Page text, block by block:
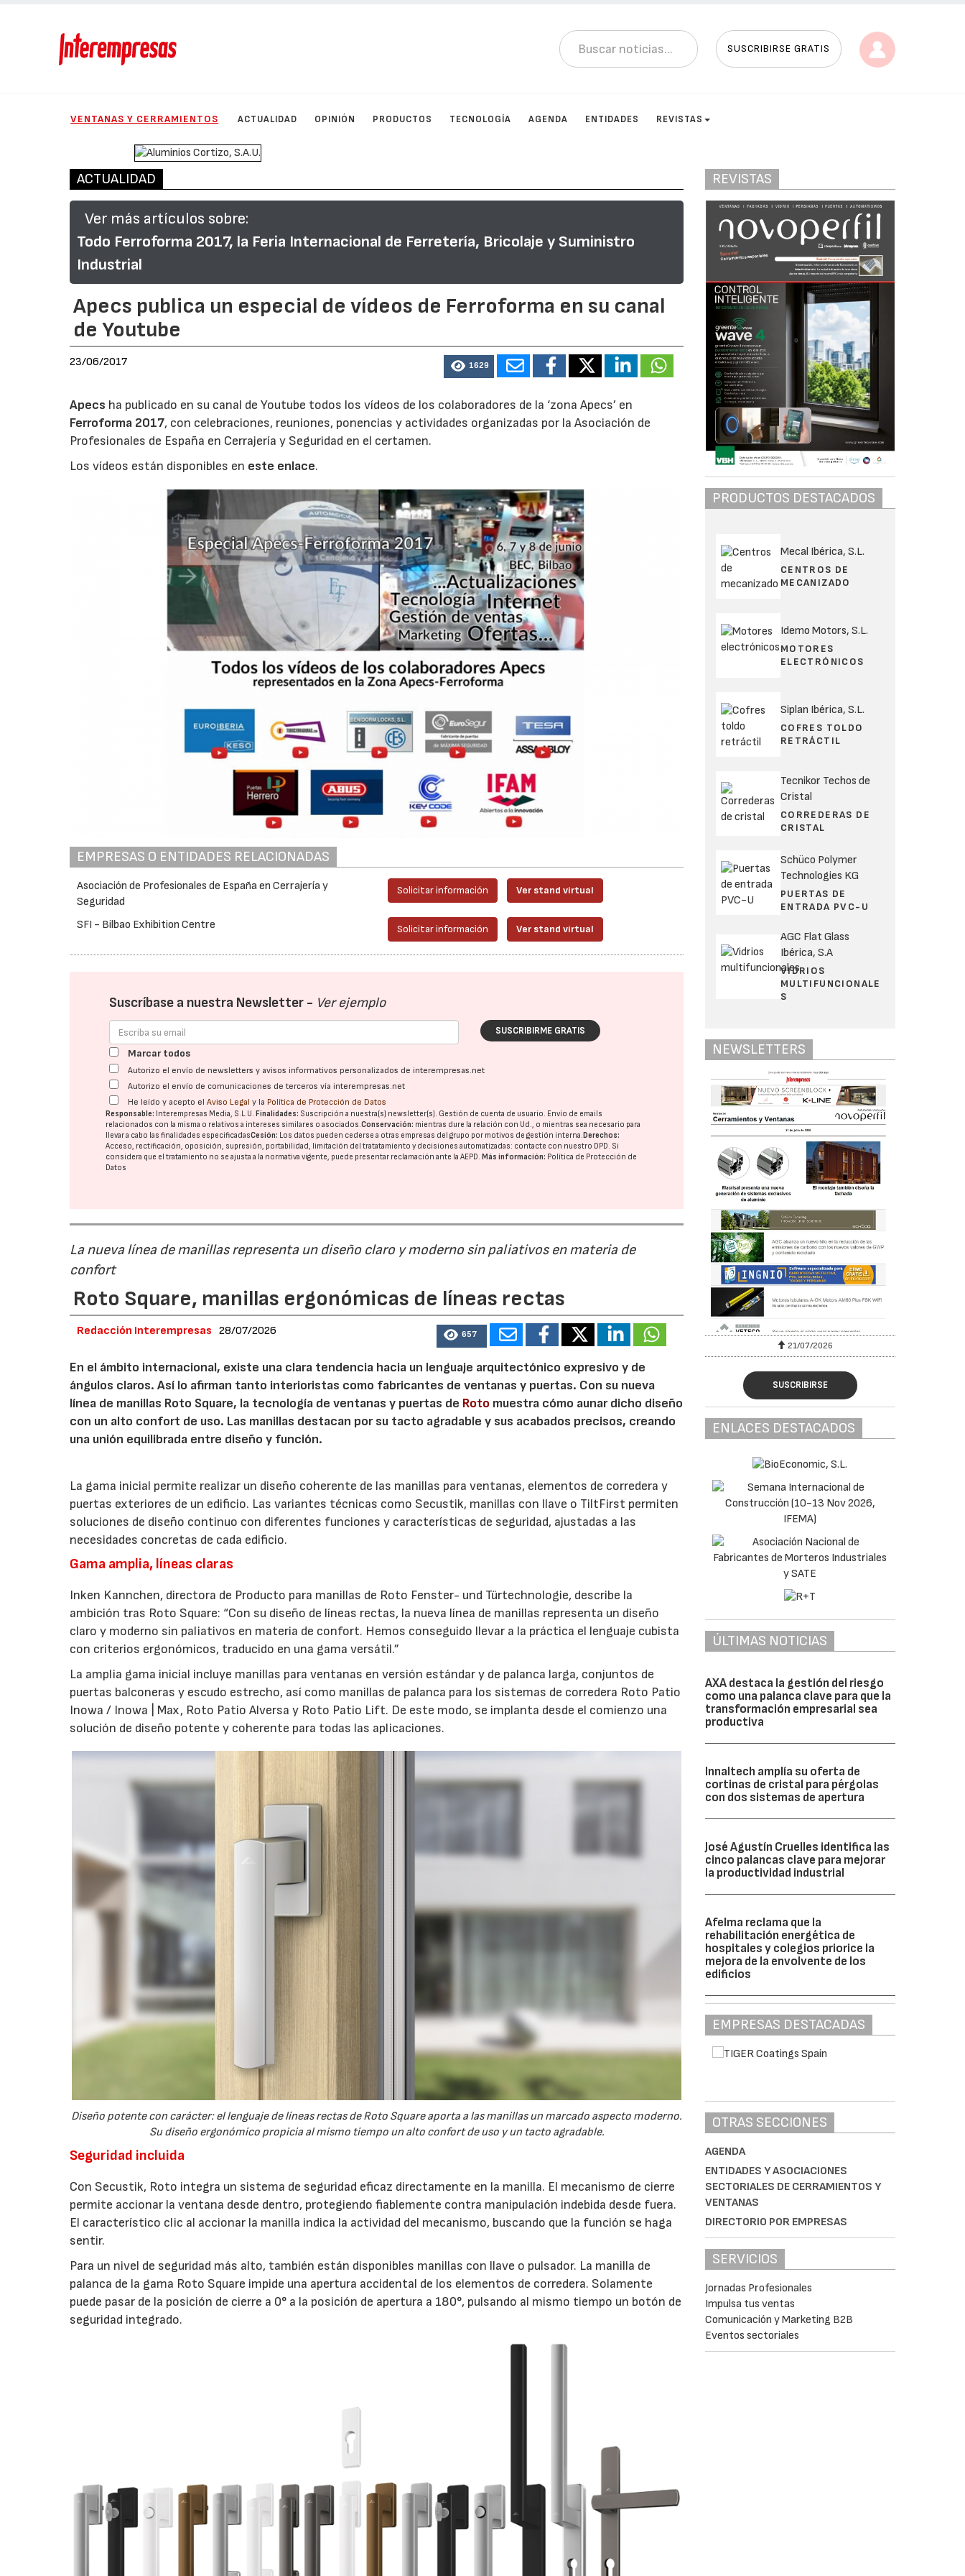
SUSCRIBIRSE GRATIS
VENTANAS Y CERRAMIENTOS ACTUALIDAD OPINIÓN PRODUCTOS TECNOLOGÍA AGENDA ENTIDADES REVISTAS
ACTUALIDAD
Ver más artículos sobre:
Todo Ferroforma 2017, la Feria Internacional de Ferretería, Bricolaje y Suministro
Industrial
Apecs publica un especial de vídeos de Ferroforma en su canal
de Youtube
23/06/2017 1629
Apecs ha publicado en su canal de Youtube todos los vídeos de los colaboradores de la ‘zona Apecs’ en
Ferroforma 2017, con celebraciones, reuniones, ponencias y actividades organizadas por la Asociación de
Profesionales de España en Cerrajería y Seguridad en el certamen.
Los vídeos están disponibles en este enlace.
EMPRESAS O ENTIDADES RELACIONADAS
Asociación de Profesionales de España en Cerrajería y
Seguridad
Solicitar información Ver stand virtual
SFI - Bilbao Exhibition Centre Solicitar información Ver stand virtual
Suscríbase a nuestra Newsletter - Ver ejemplo
SUSCRIBIRME GRATIS
Marcar todos
Autorizo el envío de newsletters y avisos informativos personalizados de interempresas.net
Autorizo el envío de comunicaciones de terceros vía interempresas.net
He leído y acepto elAviso Legal y la Política de Protección de Datos
Responsable: Interempresas Media, S.L.U. Finalidades: Suscripción a nuestra(s) newsletter(s). Gestión de cuenta de usuario. Envío de emails
relacionados con la misma o relativos a intereses similares o asociados.Conservación: mientras dure la relación con Ud., o mientras sea necesario para
llevar a cabo las finalidades especificadasCesión: Los datos pueden cederse a otras empresas del grupo por motivos de gestión interna. Derechos:
Acceso, rectificación, oposición, supresión, portabilidad, limitación del tratatamiento y decisiones automatizadas: contacte con nuestro DPD. Si
considera que el tratamiento no se ajusta a la normativa vigente, puede presentar reclamación ante laAEPD. Más información: Política de Protección de
Datos
La nueva línea de manillas representa un diseño claro y moderno sin paliativos en materia de
confort
Roto Square, manillas ergonómicas de líneas rectas
Redacción Interempresas 28/07/2026 657
En el ámbito internacional, existe una clara tendencia hacia un lenguaje arquitectónico expresivo y de
ángulos claros. Así lo afirman tanto interioristas como fabricantes de ventanas y puertas. Con su nueva
línea de manillas Roto Square, la tecnología de ventanas y puertas de Roto muestra cómo aunar dicho diseño
con un alto confort de uso. Las manillas destacan por su tacto agradable y sus acabados precisos, creando
una unión equilibrada entre diseño y función.
La gama inicial permite realizar un diseño coherente de las manillas para ventanas, elementos de corredera y
puertas exteriores de un edificio. Las variantes técnicas como Secustik, manillas con llave o TiltFirst permiten
soluciones de diseño continuo con diferentes funciones y características de seguridad, ajustadas a las
necesidades concretas de cada edificio.
Gama amplia, líneas claras
Inken Kannchen, directora de Producto para manillas de Roto Fenster- und Türtechnologie, describe la
ambición tras Roto Square: “Con su diseño de líneas rectas, la nueva línea de manillas representa un diseño
claro y moderno sin paliativos en materia de confort. Hemos conseguido llevar a la práctica el lenguaje cubista
con criterios ergonómicos, traducido en una gama versátil.”
La amplia gama inicial incluye manillas para ventanas en versión estándar y de palanca larga, conjuntos de
puertas balconeras y escudo estrecho, así como manillas de palanca para los sistemas de corredera Roto Patio
Inowa / Inowa | Max, Roto Patio Alversa y Roto Patio Lift. De este modo, se implanta desde el comienzo una
solución de diseño potente y coherente para todas las aplicaciones.
Diseño potente con carácter: el lenguaje de líneas rectas de Roto Square aporta a las manillas un marcado aspecto moderno.
Su diseño ergonómico propicia al mismo tiempo un alto confort de uso y un tacto agradable.
Seguridad incluida
Con Secustik, Roto integra un sistema de seguridad eficaz directamente en la manilla. El mecanismo de cierre
permite accionar la ventana desde dentro, protegiendo fiablemente contra manipulación indebida desde fuera.
El característico clic al accionar la manilla indica la actividad del mecanismo, buscando que la función se haga
sentir.
Para un nivel de seguridad más alto, también están disponibles manillas con llave o pulsador. La manilla de
palanca de la gama Roto Square impide una apertura accidental de los elementos de corredera. Solamente
puede pasar de la posición de cierre a 0° a la posición de apertura a 180°, pulsando al mismo tiempo un botón de
seguridad integrado.
REVISTAS
PRODUCTOS DESTACADOS
Mecal Ibérica, S.L.
CENTROS DE
MECANIZADO
Idemo Motors, S.L.
MOTORES
ELECTRÓNICOS
Siplan Ibérica, S.L.
COFRES TOLDO
RETRÁCTIL
Tecnikor Techos de
Cristal
CORREDERAS DE
CRISTAL
Schüco Polymer
Technologies KG
PUERTAS DE
ENTRADA PVC-U
AGC Flat Glass
Ibérica, S.A
VIDRIOS
MULTIFUNCIONALE
S
NEWSLETTERS
21/07/2026 28/07/2026 21/07/2026
SUSCRIBIRSE
ENLACES DESTACADOS
ÚLTIMAS NOTICIAS
AXA destaca la gestión del riesgo
como una palanca clave para que la
transformación empresarial sea
productiva
Innaltech amplía su oferta de
cortinas de cristal para pérgolas
con dos sistemas de apertura
José Agustín Cruelles identifica las
cinco palancas clave para mejorar
la productividad industrial
Afelma reclama que la
rehabilitación energética de
hospitales y colegios priorice la
mejora de la envolvente de los
edificios
EMPRESAS DESTACADAS
OTRAS SECCIONES
AGENDA
ENTIDADES Y ASOCIACIONES
SECTORIALES DE CERRAMIENTOS Y
VENTANAS
DIRECTORIO POR EMPRESAS
SERVICIOS
Jornadas Profesionales
Impulsa tus ventas
Comunicación y Marketing B2B
Eventos sectoriales